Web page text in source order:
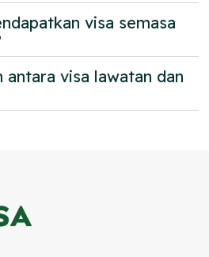
visa semasa
antara visa lawatan dan